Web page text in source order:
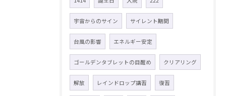
宇宙からのサイン サイレント期間
台風の影響 エネルギー安定
ゴールデンタブレットの目醒め クリアリング
解放 レインドロップ講習 復習